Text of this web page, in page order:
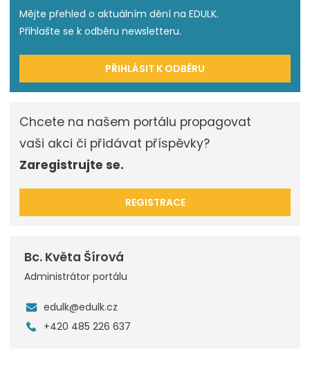
Mějte přehled o aktuálním dění na EDULK.
Přihlašte se k odběru newsletteru.
PŘIHLÁSIT K ODBĚRU
Chcete na našem portálu propagovat
vaši akci či přidávat příspěvky?
Zaregistrujte se.
REGISTRACE
Bc. Květa Šírová
Administrátor portálu
edulk@edulk.cz
+420 485 226 637